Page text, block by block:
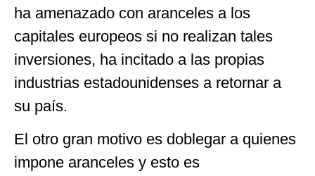
ha amenazado con aranceles a los
capitales europeos si no realizan tales
inversiones, ha incitado a las propias
industrias estadounidenses a retornar a
su país.
El otro gran motivo es doblegar a quienes
impone aranceles y esto es